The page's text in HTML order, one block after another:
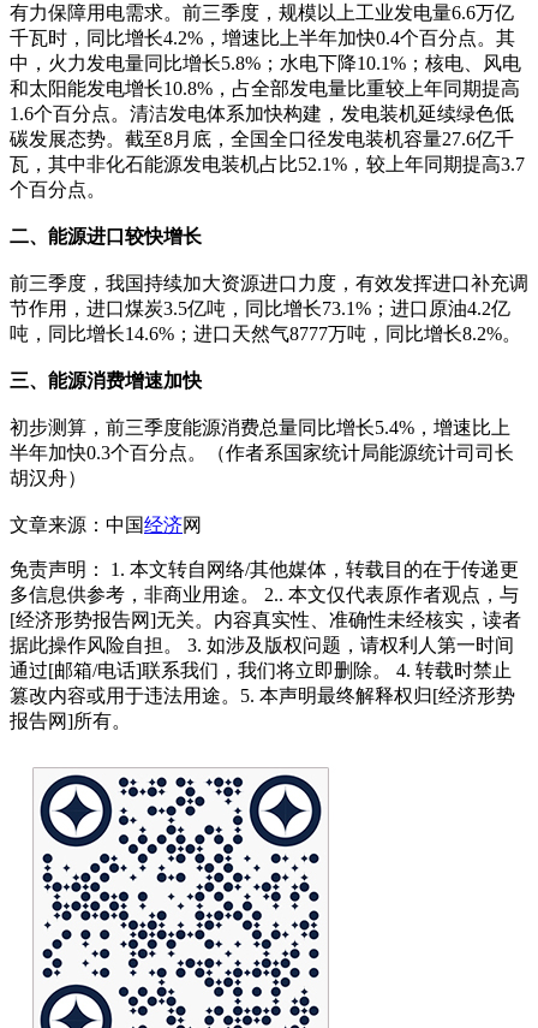
有力保障用电需求。前三季度，规模以上工业发电量6.6万亿
千瓦时，同比增长4.2%，增速比上半年加快0.4个百分点。其
中，火力发电量同比增长5.8%；水电下降10.1%；核电、风电
和太阳能发电增长10.8%，占全部发电量比重较上年同期提高
1.6个百分点。清洁发电体系加快构建，发电装机延续绿色低
碳发展态势。截至8月底，全国全口径发电装机容量27.6亿千
瓦，其中非化石能源发电装机占比52.1%，较上年同期提高3.7
个百分点。
二、能源进口较快增长
前三季度，我国持续加大资源进口力度，有效发挥进口补充调
节作用，进口煤炭3.5亿吨，同比增长73.1%；进口原油4.2亿
吨，同比增长14.6%；进口天然气8777万吨，同比增长8.2%。
三、能源消费增速加快
初步测算，前三季度能源消费总量同比增长5.4%，增速比上
半年加快0.3个百分点。（作者系国家统计局能源统计司司长
胡汉舟）
文章来源：中国经济网
免责声明： 1. 本文转自网络/其他媒体，转载目的在于传递更
多信息供参考，非商业用途。 2.. 本文仅代表原作者观点，与
[经济形势报告网]无关。内容真实性、准确性未经核实，读者
据此操作风险自担。 3. 如涉及版权问题，请权利人第一时间
通过[邮箱/电话]联系我们，我们将立即删除。 4. 转载时禁止
篡改内容或用于违法用途。5. 本声明最终解释权归[经济形势
报告网]所有。